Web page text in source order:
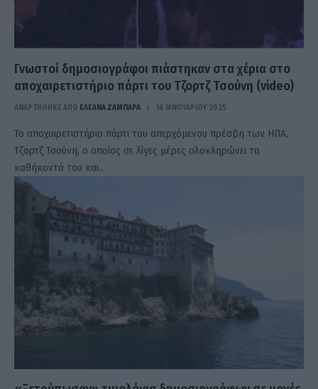
Γνωστοί δημοσιογράφοι πιάστηκαν στα χέρια στο
αποχαιρετιστήριο πάρτι του Τζορτζ Τσούνη (video)
ΑΝΑΡΤΗΘΗΚΕ ΑΠΟ ΕΛΕΑΝΑ ΖΑΜΠΑΡΑ 16 ΙΑΝΟΥΑΡΊΟΥ 2025
Το αποχαιρετιστήριο πάρτι του απερχόμενου πρέσβη των ΗΠΑ,
Τζορτζ Τσούνη, ο οποίος σε λίγες μέρες ολοκληρώνει τα
καθήκοντά του και…